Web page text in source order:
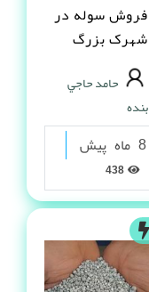
فروش سوله در
شهرک بزرگ
اصفهان فاز یک
حامد حاجي
بنده
8 ماه پیش